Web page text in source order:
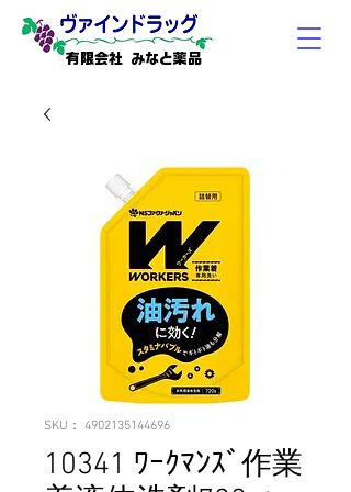
有限会社 みなと薬品
SKU： 4902135144696
10341 ﾜｰｸﾏﾝｽﾞ作業